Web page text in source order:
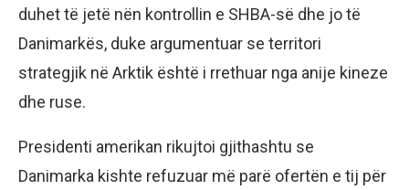
duhet të jetë nën kontrollin e SHBA-së dhe jo të
Danimarkës, duke argumentuar se territori
strategjik në Arktik është i rrethuar nga anije kineze
dhe ruse.
Presidenti amerikan rikujtoi gjithashtu se
Danimarka kishte refuzuar më parë ofertën e tij për